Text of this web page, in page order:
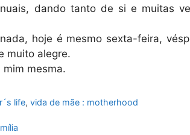
dando tanto de si e muitas
hoje é mesmo sexta-feira,
muito alegre.
mesma.
life,vida de mãe : motherhood